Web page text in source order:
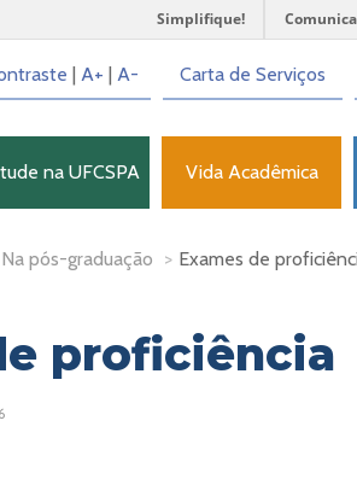
Simplifique!
| A+ | A- Carta de Serviços
na UFCSPA Vida Acadêmica
Na pós-graduação > Exames de
proficiência